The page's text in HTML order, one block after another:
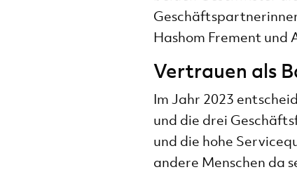
Hashom Frement und
Vertrauen als
Im Jahr 2023
und die drei
und die hohe
andere Menschen da